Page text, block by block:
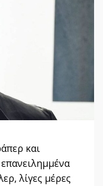
και
λίγες μέρες